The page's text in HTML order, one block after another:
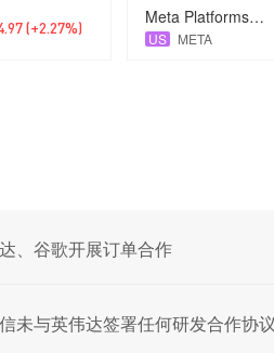
(+2.27%) Meta Platforms Inc Class A
US META
、谷歌开展订单合作
未与英伟达签署任何研发合作协